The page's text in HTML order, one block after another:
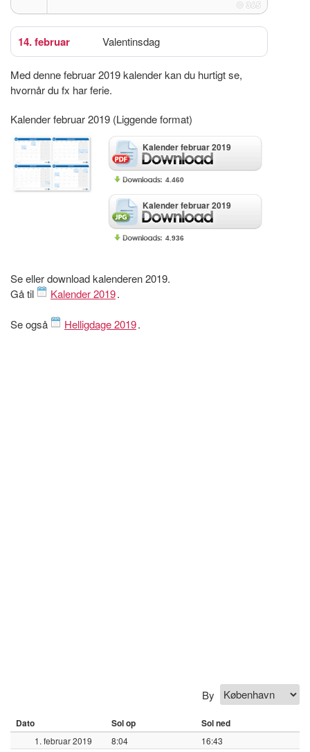
14. februar Valentinsdag
Med denne februar 2019 kalender kan du hurtigt se,
hvornår du fx har ferie.
Kalender februar 2019 (Liggende format)
Kalender februar 2019
4.460
Kalender februar 2019
4.936
Se eller download kalenderen 2019.
Gå til
Kalender 2019.
Se også Helligdage 2019.
By
Dato Sol op Sol ned
1. februar 2019 8:04
16:43